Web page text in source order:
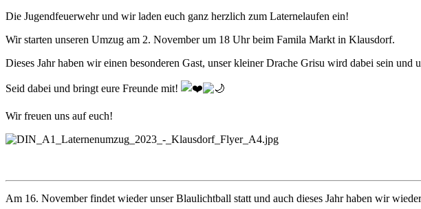
Die Jugendfeuerwehr und wir laden euch ganz herzlich zum Laternelaufen ein!
Wir starten unseren Umzug am 2. November um 18 Uhr beim Famila Markt in Klausdorf.
Dieses Jahr haben wir einen besonderen Gast, unser kleiner Drache Grisu wird dabei sein und
Seid dabei und bringt eure Freunde mit!
Wir freuen uns auf euch!
Am 16. November findet wieder unser Blaulichtball statt und auch dieses Jahr haben wir